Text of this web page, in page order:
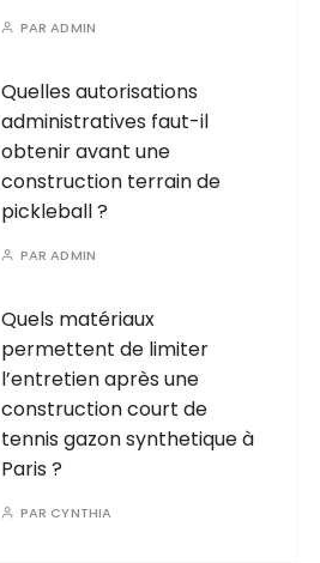
PARADMIN
Quelles autorisations
administratives faut-il
obtenir avant une
construction terrain de
pickleball ?
PARADMIN
Quels matériaux
permettent de limiter
l’entretien après une
construction court de
tennis gazon synthetique à
Paris ?
PAR CYNTHIA